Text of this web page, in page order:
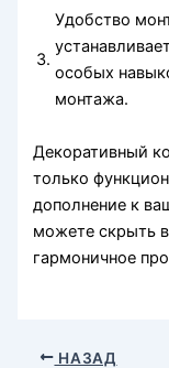
3.
Удобство
особых
монтажа.
Декоративный
только
дополнение к
можете скрыть
гармоничное
НАЗАД